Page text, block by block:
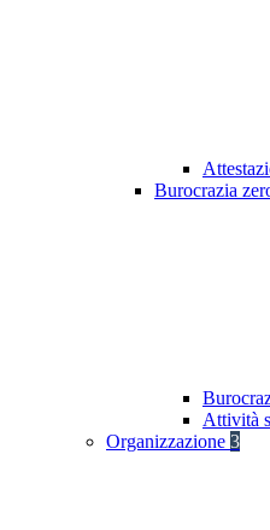
Burocrazia
Attività
Organizzazione 3